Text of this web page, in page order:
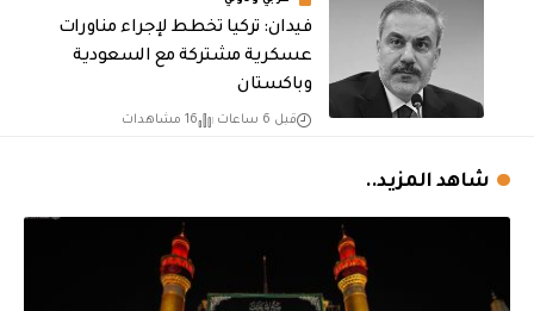
فيدان: تركيا تخطط لإجراء مناورات
عسكرية مشتركة مع السعودية
وباكستان
قبل 6 ساعات 16 مشاهدات
شاهد المزيد..